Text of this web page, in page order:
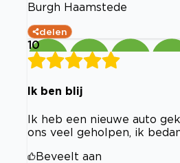
Burgh Haamstede
delen
10
Ik ben blij
Ik heb een nieuwe auto
ons veel geholpen, ik
Beveelt aan